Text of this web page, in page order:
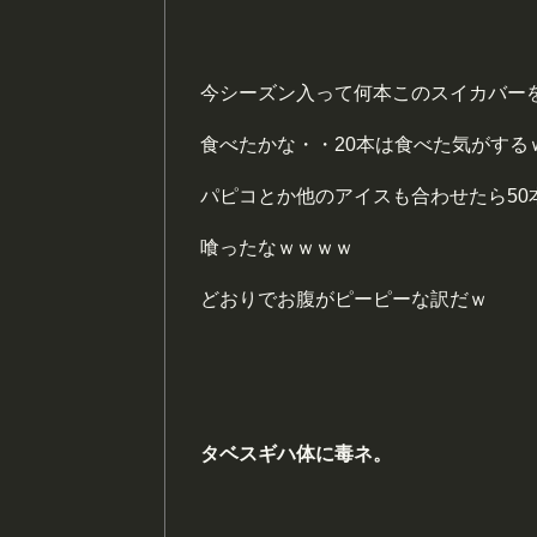
今シーズン入って何本このスイカバー
食べたかな・・20本は食べた気がする
パピコとか他のアイスも合わせたら50
喰ったなｗｗｗｗ
どおりでお腹がピーピーな訳だｗ
タベスギハ体に毒ネ。